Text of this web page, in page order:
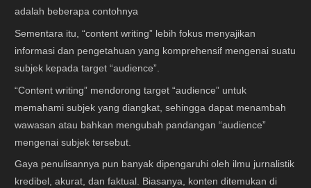
adalah beberapa contohnya
Sementara itu, “content writing” lebih fokus menyajikan
informasi dan pengetahuan yang komprehensif mengenai suatu
subjek kepada target “audience”.
“Content writing” mendorong target “audience” untuk
memahami subjek yang diangkat, sehingga dapat menambah
wawasan atau bahkan mengubah pandangan “audience”
mengenai subjek tersebut.
Gaya penulisannya pun banyak dipengaruhi oleh ilmu jurnalistik
kredibel, akurat, dan faktual. Biasanya, konten ditemukan di